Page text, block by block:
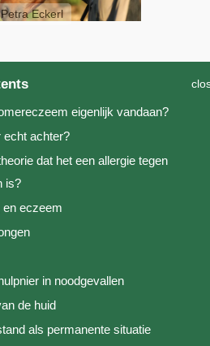
Eckerl
eigenlijk vandaan?
echt achter?
dat het een allergie tegen
is?
en eczeem
in noodgevallen
de huid
als permanente situatie